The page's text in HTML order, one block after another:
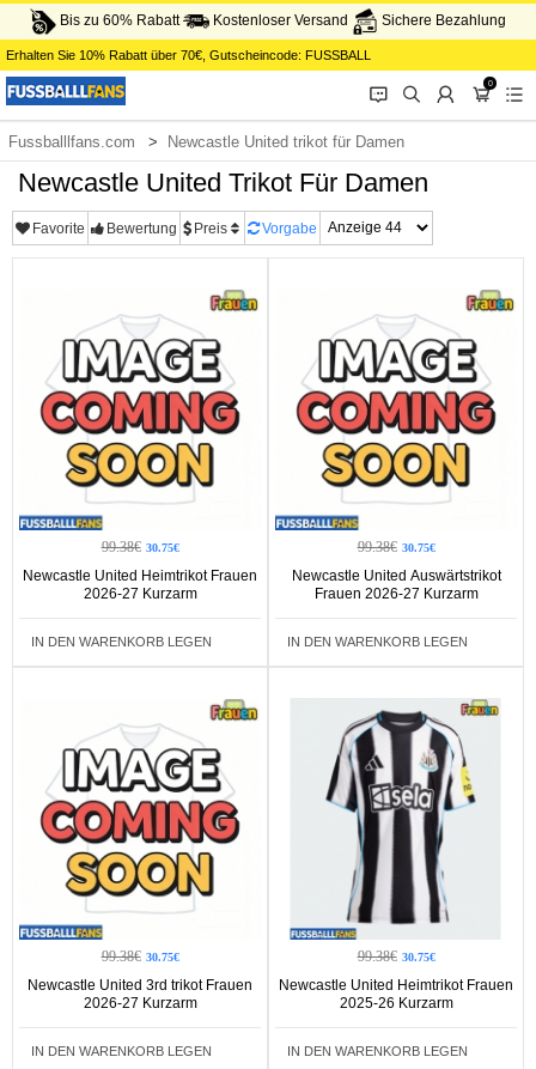
Bis zu 60% Rabatt Kostenloser Versand Sichere Bezahlung
Erhalten Sie 10% Rabatt über 70€ , Gutscheincode: FUSSBALL
󰂱 󰂨 󰃳
0
󰃦 󰃖
Fussballlfans.com Newcastle United trikot für Damen
Newcastle United Trikot Für Damen
Favorite Bewertung Preis Vorgabe
99.38€ 30.75€
Newcastle United Heimtrikot Frauen
2026-27 Kurzarm
IN DEN WARENKORB LEGEN
99.38€ 30.75€
Newcastle United Auswärtstrikot
Frauen 2026-27 Kurzarm
IN DEN WARENKORB LEGEN
99.38€ 30.75€
Newcastle United 3rd trikot Frauen
2026-27 Kurzarm
IN DEN WARENKORB LEGEN
99.38€ 30.75€
Newcastle United Heimtrikot Frauen
2025-26 Kurzarm
IN DEN WARENKORB LEGEN